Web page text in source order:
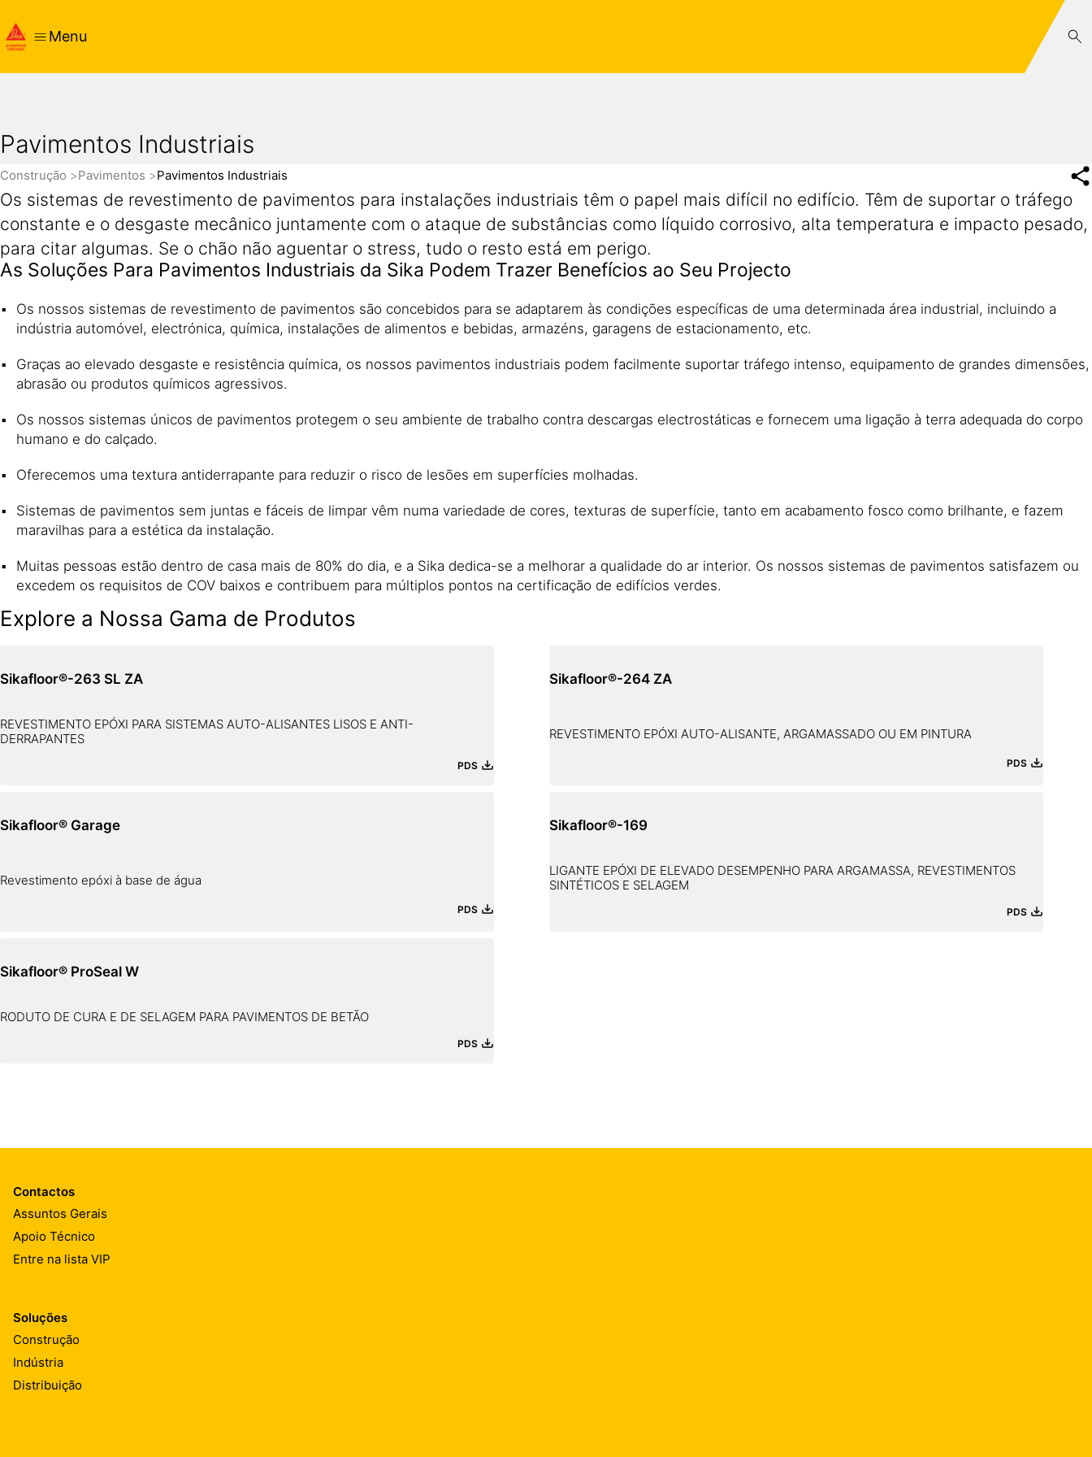
Menu
Pavimentos Industriais
Construção Pavimentos Pavimentos Industriais
Os sistemas de revestimento de pavimentos para instalações industriais têm o papel mais difícil no edifício. Têm de suportar o tráfego
constante e o desgaste mecânico juntamente com o ataque de substâncias como líquido corrosivo, alta temperatura e impacto pesado,
para citar algumas. Se o chão não aguentar o stress, tudo o resto está em perigo.
As Soluções Para Pavimentos Industriais da Sika Podem Trazer Benefícios ao Seu Projecto
Os nossos sistemas de revestimento de pavimentos são concebidos para se adaptarem às condições específicas de uma determinada área industrial, incluindo a
indústria automóvel, electrónica, química, instalações de alimentos e bebidas, armazéns, garagens de estacionamento, etc.
Graças ao elevado desgaste e resistência química, os nossos pavimentos industriais podem facilmente suportar tráfego intenso, equipamento de grandes dimensões,
abrasão ou produtos químicos agressivos.
Os nossos sistemas únicos de pavimentos protegem o seu ambiente de trabalho contra descargas electrostáticas e fornecem uma ligação à terra adequada do corpo
humano e do calçado.
Oferecemos uma textura antiderrapante para reduzir o risco de lesões em superfícies molhadas.
Sistemas de pavimentos sem juntas e fáceis de limpar vêm numa variedade de cores, texturas de superfície, tanto em acabamento fosco como brilhante, e fazem
maravilhas para a estética da instalação.
Muitas pessoas estão dentro de casa mais de 80% do dia, e a Sika dedica-se a melhorar a qualidade do ar interior. Os nossos sistemas de pavimentos satisfazem ou
excedem os requisitos de COV baixos e contribuem para múltiplos pontos na certificação de edifícios verdes.
Explore a Nossa Gama de Produtos
Sikafloor®-263 SL ZA
REVESTIMENTO EPÓXI PARA SISTEMAS AUTO-ALISANTES LISOS E ANTI-
DERRAPANTES
PDS
Sikafloor®-264 ZA
REVESTIMENTO EPÓXI AUTO-ALISANTE, ARGAMASSADO OU EM PINTURA
PDS
Sikafloor® Garage
Revestimento epóxi à base de água
PDS
Sikafloor®-169
LIGANTE EPÓXI DE ELEVADO DESEMPENHO PARA ARGAMASSA, REVESTIMENTOS
SINTÉTICOS E SELAGEM
PDS
Sikafloor® ProSeal W
RODUTO DE CURA E DE SELAGEM PARA PAVIMENTOS DE BETÃO
PDS
Contactos
Assuntos Gerais
Apoio Técnico
Entre na lista VIP
Soluções
Construção
Indústria
Distribuição